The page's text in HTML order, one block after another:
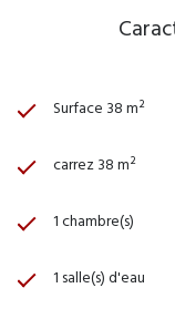
Surface 38 m²
carrez 38 m²
1 chambre(s)
1 salle(s) d'eau